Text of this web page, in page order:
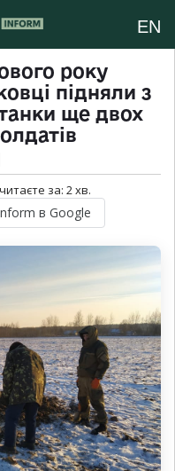
EN
року
підняли з
ще двох
за: 2хв.
в Google